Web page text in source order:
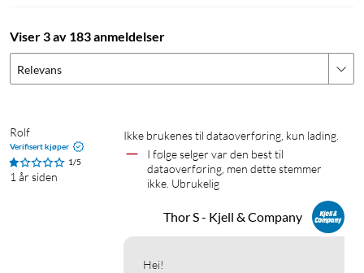
Viser 3 av 183 anmeldelser
Relevans
Rolf
Verifisert kjøper
1/5
1 år siden
Ikke brukenes til dataoverføring, kun lading.
I følge selger var den best til
dataoverføring, men dette stemmer
ikke. Ubrukelig
Thor S - Kjell & Company
Hei!